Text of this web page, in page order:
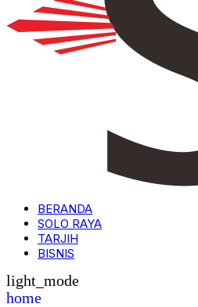
BERANDA
SOLO RAYA
TARJIH
BISNIS
light_mode
home